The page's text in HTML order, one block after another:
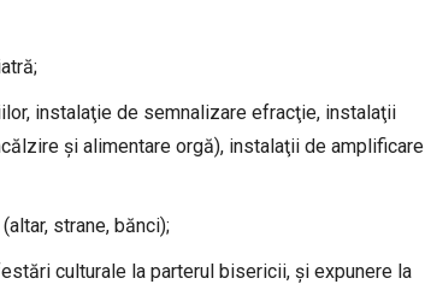
instalaţie de semnalizare efracţie, instalaţii
şi alimentare orgă), instalaţii de amplificare
strane, bănci);
culturale la parterul bisericii, şi expunere la